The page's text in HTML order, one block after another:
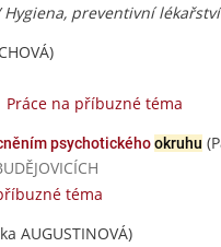
preventivní
Práce na příbuzné téma
psychotickéhookruhu
téma
AUGUSTINOVÁ)